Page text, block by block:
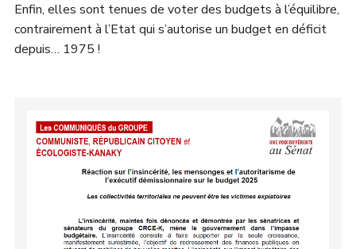
Enfin, elles sont tenues de voter des budgets à l’équilibre,
contrairement à l’Etat qui s’autorise un budget en déficit
depuis… 1975 !